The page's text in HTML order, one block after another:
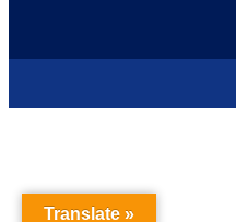
Translate »